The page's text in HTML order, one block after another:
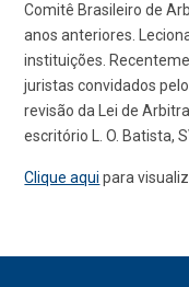
Comitê Brasileiro de
anos anteriores.
instituições.
juristas convidados
revisão da Lei de
escritório L. O. Batista,
Clique aqui para